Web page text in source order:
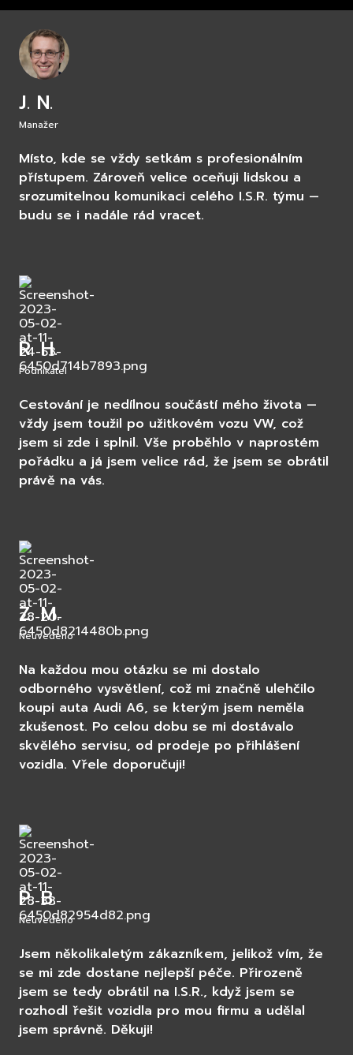
J. N.
Manažer
Místo, kde se vždy setkám s profesionálním
přístupem. Zároveň velice oceňuji lidskou a
srozumitelnou komunikaci celého I.S.R. týmu —
budu se i nadále rád vracet.
R. H.
Podnikatel
Cestování je nedílnou součástí mého života —
vždy jsem toužil po užitkovém vozu VW, což
jsem si zde i splnil. Vše proběhlo v naprostém
pořádku a já jsem velice rád, že jsem se obrátil
právě na vás.
Z. M.
Neuvedeno
Na každou mou otázku se mi dostalo
odborného vysvětlení, což mi značně ulehčilo
koupi auta Audi A6, se kterým jsem neměla
zkušenost. Po celou dobu se mi dostávalo
skvělého servisu, od prodeje po přihlášení
vozidla. Vřele doporučuji!
P. B.
Neuvedeno
Jsem několikaletým zákazníkem, jelikož vím, že
se mi zde dostane nejlepší péče. Přirozeně
jsem se tedy obrátil na I.S.R., když jsem se
rozhodl řešit vozidla pro mou firmu a udělal
jsem správně. Děkuji!